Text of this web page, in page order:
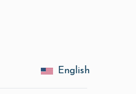
English